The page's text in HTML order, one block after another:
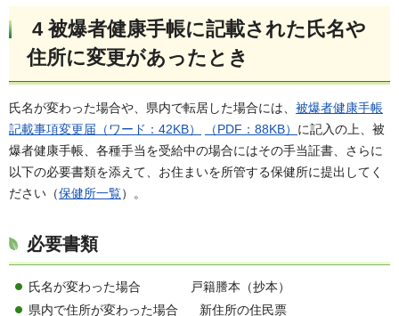
4 被爆者健康手帳に記載された氏名や
住所に変更があったとき
氏名が変わった場合や、県内で転居した場合には、 被爆者健康手帳
記載事項変更届（ワード：42KB）
（PDF：88KB） に記入の上、被
爆者健康手帳、各種手当を受給中の場合にはその手当証書、さらに
以下の必要書類を添えて、お住まいを所管する保健所に提出してく
ださい（保健所一覧）。
必要書類
氏名が変わった場合 戸籍謄本（抄本）
県内で住所が変わった場合 新住所の住民票